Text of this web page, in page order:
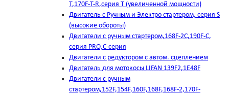
T,170F-T-R,серия Т (увеличенной мощности)
Двигатель с Ручным и Электро стартером, серия S
(высокие обороты)
Двигатели с ручным стартером,168F-2C,190F-C,
серия PRO,C-серия
Двигатели с редуктором с автом. сцеплением
Двигатель для мотокосы LIFAN 139F2,1E48F
Двигатели с ручным
стартером,152F,154F,160F,168F,168F-2,170F-